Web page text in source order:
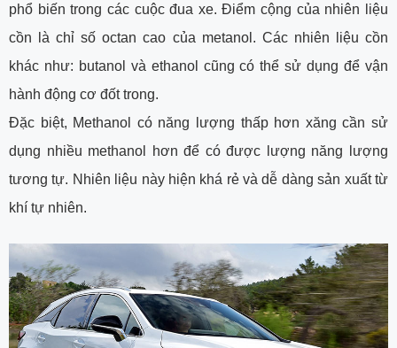
phổ biến trong các cuộc đua xe. Điểm cộng của nhiên liệu
cồn là chỉ số octan cao của metanol. Các nhiên liệu cồn
khác như: butanol và ethanol cũng có thể sử dụng để vận
hành động cơ đốt trong.
Đặc biệt, Methanol có năng lượng thấp hơn xăng cần sử
dụng nhiều methanol hơn để có được lượng năng lượng
tương tự. Nhiên liệu này hiện khá rẻ và dễ dàng sản xuất từ
khí tự nhiên.